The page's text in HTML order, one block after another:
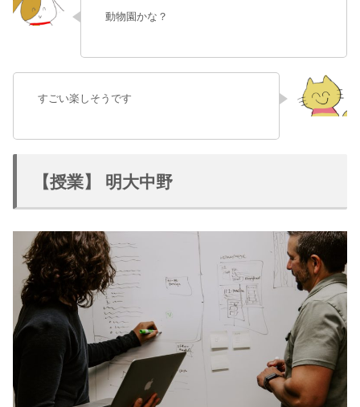
動物園かな？
すごい楽しそうです
【授業】 明大中野